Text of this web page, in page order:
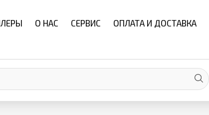
О НАС СЕРВИС ОПЛАТА И ДОСТАВКА